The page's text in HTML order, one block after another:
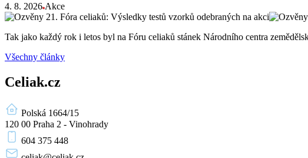
4. 8. 2026 Akce
Tak jako každý rok i letos byl na Fóru celiaků stánek Národního centra
Všechny články
Celiak.cz
Polská 1664/15
120 00 Praha 2 - Vinohrady
604 375 448